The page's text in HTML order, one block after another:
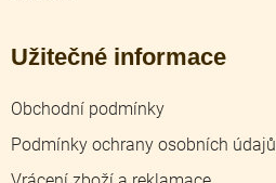
Užitečné informace
Obchodní podmínky
Podmínky ochrany osobních údajů